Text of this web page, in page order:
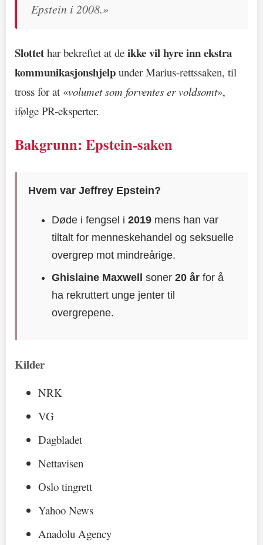
Epstein i 2008.»
Slottet har bekreftet at de ikke vil hyre inn ekstra
kommunikasjonshjelp under Marius-rettssaken, til
tross for at «volumet som forventes er voldsomt»,
ifølge PR-eksperter.
Bakgrunn: Epstein-saken
Hvem var Jeffrey Epstein?
Døde i fengsel i2019 mens han var
tiltalt for menneskehandel og seksuelle
overgrep mot mindreårige.
Ghislaine Maxwell
soner20 år for å
ha rekruttert unge jenter til
overgrepene.
Kilder
NRK
VG
Dagbladet
Nettavisen
Oslo tingrett
Yahoo News
Anadolu Agency